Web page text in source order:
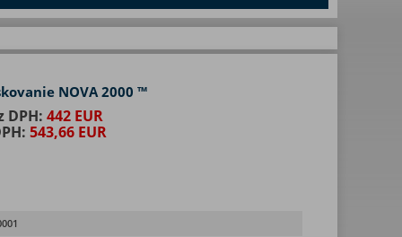
NOVA 2000 ™
DPH: 442 EUR
543,66 EUR